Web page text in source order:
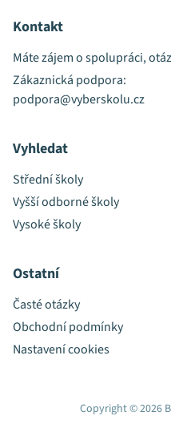
Kontakt
Máte zájem o spolupráci,
Zákaznická podpora:
podpora@vyberskolu.cz
Vyhledat
Střední školy
Vyšší odborné školy
Vysoké školy
Ostatní
Časté otázky
Obchodní podmínky
Nastavení cookies
Copyright © 2026